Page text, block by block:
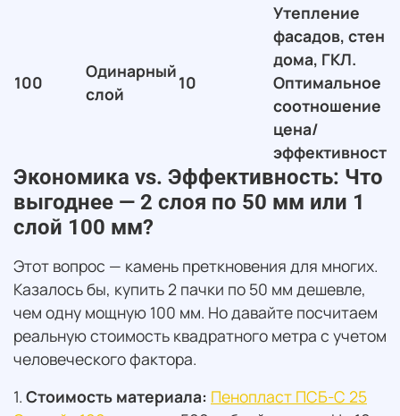
100
Одинарный
слой
10
Утепление
фасадов, стен
дома, ГКЛ.
Оптимальное
соотношение
цена/
эффективность.
Экономика vs. Эффективность: Что
выгоднее — 2 слоя по 50 мм или 1
слой 100 мм?
Этот вопрос — камень преткновения для многих.
Казалось бы, купить 2 пачки по 50 мм дешевле,
чем одну мощную 100 мм. Но давайте посчитаем
реальную стоимость квадратного метра с учетом
человеческого фактора.
1. Стоимость материала: Пенопласт ПСБ-С 25